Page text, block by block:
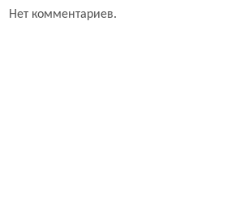
Нет комментариев.